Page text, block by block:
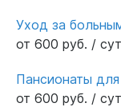
Уход за
от 600 руб. /
Пансионаты
от 600 руб. /